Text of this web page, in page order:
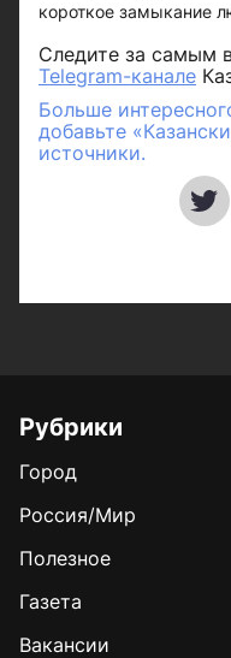
короткое замыкание
Следите за самым
Telegram-канале
Больше
добавьте
источники.
Рубрики
Город
Россия/Мир
Полезное
Газета
Вакансии